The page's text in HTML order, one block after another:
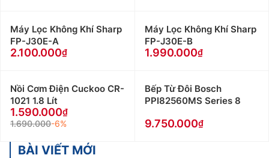
Máy Lọc Không Khí Sharp
FP-J30E-A
2.100.000
Máy Lọc Không Khí Sharp
FP-J30E-B
1.990.000
Nồi Cơm Điện Cuckoo CR-
1021 1.8 Lít
1.590.000
1.690.000-6%
Bếp Từ Đôi Bosch
PPI82560MS Series 8
9.750.000
BÀI VIẾT MỚI